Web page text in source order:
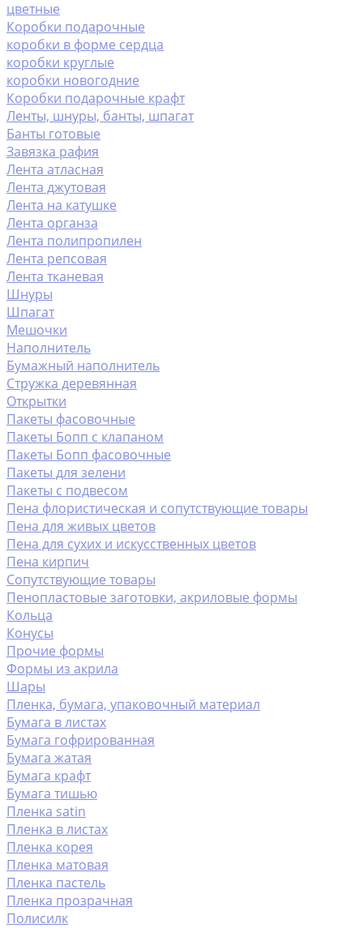
цветные
Коробки подарочные
коробки в форме сердца
коробки круглые
коробки новогодние
Коробки подарочные крафт
Ленты, шнуры, банты, шпагат
Банты готовые
Завязка рафия
Лента атласная
Лента джутовая
Лента на катушке
Лента органза
Лента полипропилен
Лента репсовая
Лента тканевая
Шнуры
Шпагат
Мешочки
Наполнитель
Бумажный наполнитель
Стружка деревянная
Открытки
Пакеты фасовочные
Пакеты Бопп с клапаном
Пакеты Бопп фасовочные
Пакеты для зелени
Пакеты с подвесом
Пена флористическая и сопутствующие товары
Пена для живых цветов
Пена для сухих и искусственных цветов
Пена кирпич
Сопутствующие товары
Пенопластовые заготовки, акриловые формы
Кольца
Конусы
Прочие формы
Формы из акрила
Шары
Пленка, бумага, упаковочный материал
Бумага в листах
Бумага гофрированная
Бумага жатая
Бумага крафт
Бумага тишью
Пленка satin
Пленка в листах
Пленка корея
Пленка матовая
Пленка пастель
Пленка прозрачная
Полисилк